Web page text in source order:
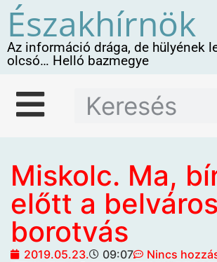
Északhírnök
Az információ drága, de hülyének
olcsó… Helló bazmegye
Miskolc. Ma,
előtt a
borotvás
2019.05.23. 09:07 Nincs